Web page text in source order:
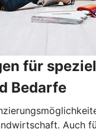
für
Bedarfe
Auch